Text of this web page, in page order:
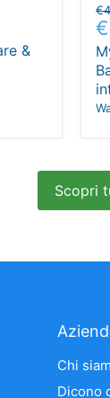
&
Scopri
Chi
Dicono